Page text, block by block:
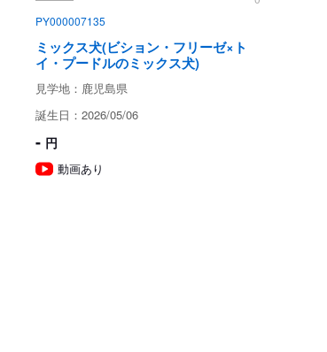
渡しは禁止されています。
後57日以降の日程でご決定ください。
（柴犬、秋田犬、紀州犬、甲斐犬、北海
ば販売、引渡しができるものとする特例
改正された動物愛護管理法第21条の4に
いただきますよう、お願いいたします。
PY000007135
ミックス犬(ビション・フリーゼ×ト
イ・プードルのミックス犬)
見学地：鹿児島県
誕生日：2026/05/06
- 円
動画あり